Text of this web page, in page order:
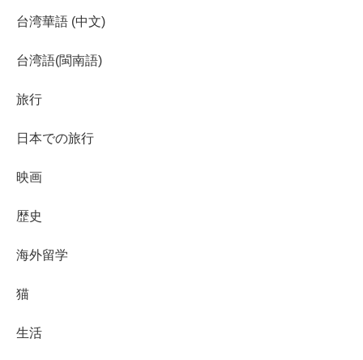
台湾華語 (中文)
台湾語(閩南語)
旅行
日本での旅行
映画
歴史
海外留学
猫
生活